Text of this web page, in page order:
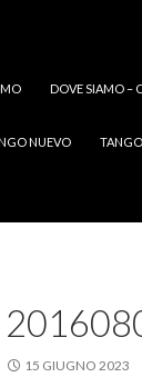
DOVE SIAMO –
NUEVO
15 GIUGNO 2023